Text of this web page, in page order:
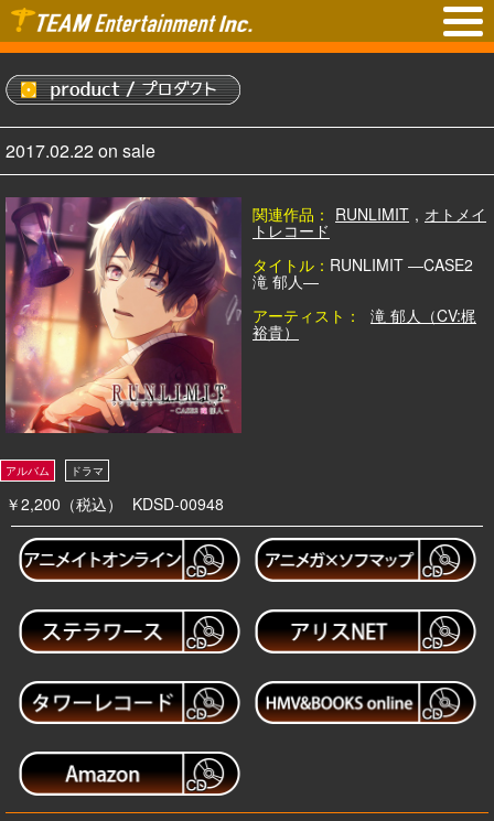
2017.02.22 on sale
関連作品： RUNLIMIT , オトメイ
トレコード
タイトル： RUNLIMIT ―CASE2
滝 郁人―
アーティスト：
滝 郁人（CV:梶
裕貴）
￥2,200（税込） KDSD-00948